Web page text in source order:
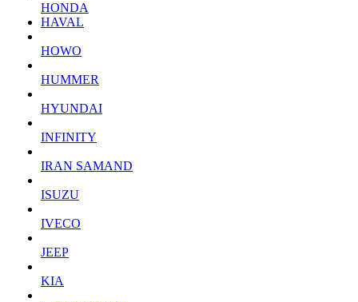
HONDA
HAVAL
HOWO
HUMMER
HYUNDAI
INFINITY
IRAN SAMAND
ISUZU
IVECO
JEEP
KIA